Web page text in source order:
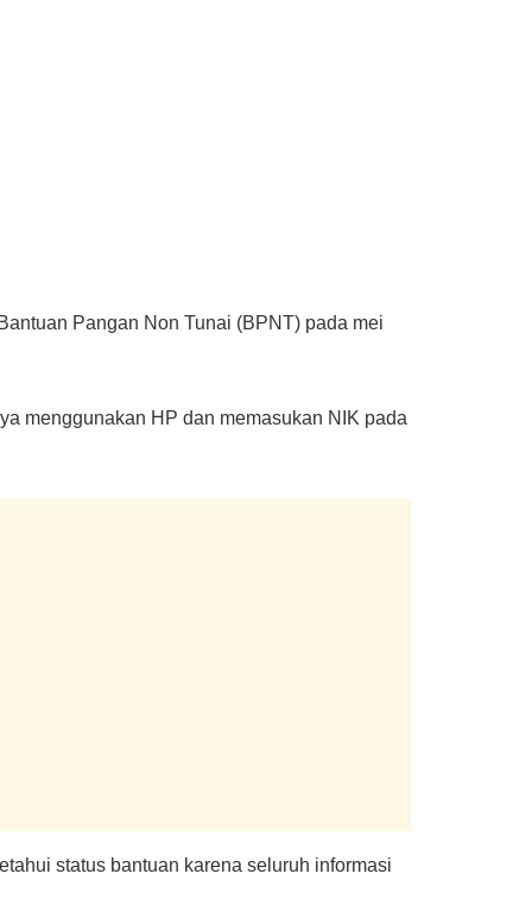
Pangan Non Tunai (BPNT) pada mei
menggunakan HP dan memasukan NIK pada
status bantuan karena seluruh informasi